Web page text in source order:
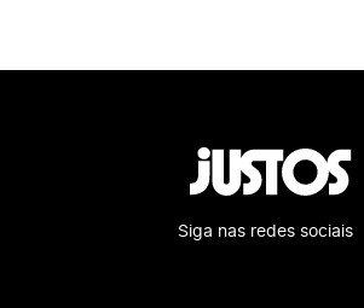
Siga nas redes sociais